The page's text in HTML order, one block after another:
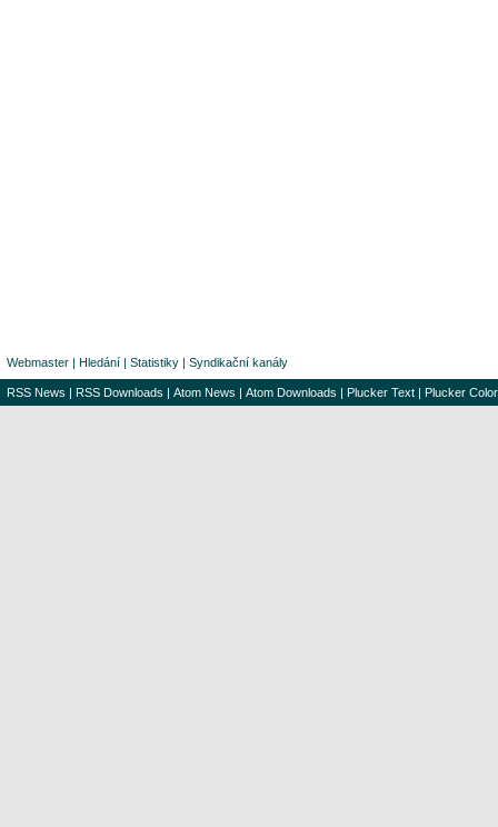
Webmaster | Hledání | Statistiky | Syndikační kanály
RSS News | RSS Downloads | Atom News | Atom Downloads | Plucker Text | Plucker Color